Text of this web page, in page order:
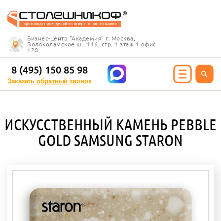
Бизнес-центр "Академия" г. Москва,
Волоколамское ш., 116, стр. 1 этаж 1 офис
120
8 (495) 150 85 98
Заказать обратный звонок
Info@stoleshnikof.ru
8 (495) 150 85 98
Заказать обратный
для кухни
столешницы
под дерево
под мрамор
ИСКУССТВЕННЫЙ КАМЕНЬ PEBBLE
GOLD SAMSUNG STARON